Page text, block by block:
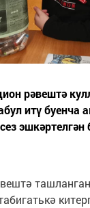
рәвештә
итү буенча
эшкәртелгән